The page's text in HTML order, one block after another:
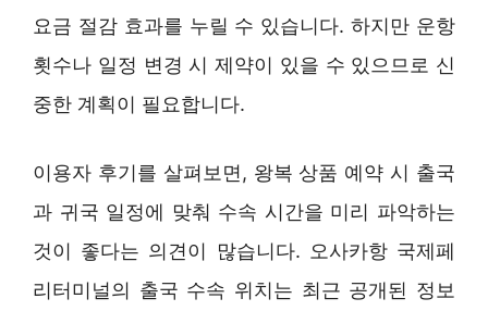
요금 절감 효과를 누릴 수 있습니다. 하지만 운항
횟수나 일정 변경 시 제약이 있을 수 있으므로 신
중한 계획이 필요합니다.
이용자 후기를 살펴보면, 왕복 상품 예약 시 출국
과 귀국 일정에 맞춰 수속 시간을 미리 파악하는
것이 좋다는 의견이 많습니다. 오사카항 국제페
리터미널의 출국 수속 위치는 최근 공개된 정보